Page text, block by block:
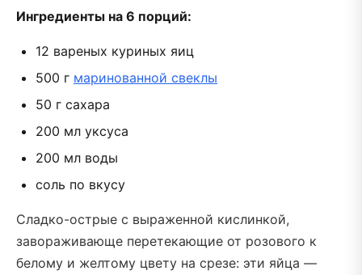
Ингредиенты на 6 порций:
12 вареных куриных яиц
500 г маринованной свеклы
50 г сахара
200 мл уксуса
200 мл воды
соль по вкусу
Сладко-острые с выраженной кислинкой,
завораживающе перетекающие от розового к
белому и желтому цвету на срезе: эти яйца —